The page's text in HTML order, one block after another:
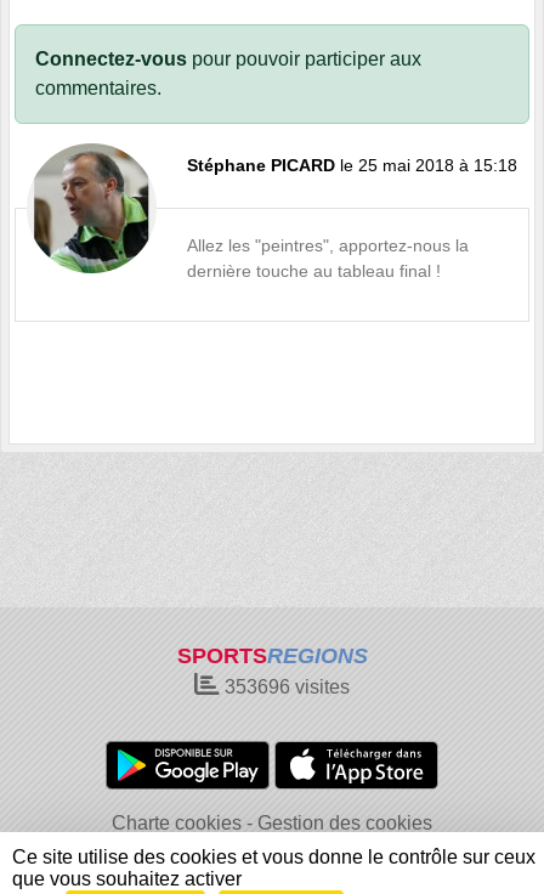
Connectez-vous pour pouvoir participer aux
commentaires.
Stéphane PICARD le 25 mai 2018 à 15:18
Allez les "peintres", apportez-nous la
dernière touche au tableau final !
SPORTSREGIONS
353696 visites
Charte cookies
Gestion des cookies
Informations légales
Signaler un contenu inapproprié
Ce site utilise des cookies et vous donne le contrôle sur ceux
que vous souhaitez activer